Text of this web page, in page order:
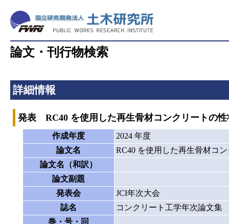
論文・刊行物検索
詳細情報
発表 RC40 を使用した再生骨材コンクリートの性
作成年度
2024 年度
論文名
RC40 を使用した再生骨材コ
論文名（和訳）
論文副題
発表会
JCI年次大会
誌名
コンクリート工学年次論文集
巻・号・回